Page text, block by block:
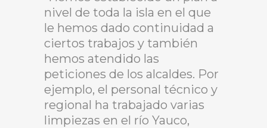
nivel de toda la isla en el que
le hemos dado continuidad a
ciertos trabajos y también
hemos atendido las
peticiones de los alcaldes. Por
ejemplo, el personal técnico y
regional ha trabajado varias
limpiezas en el río Yauco,